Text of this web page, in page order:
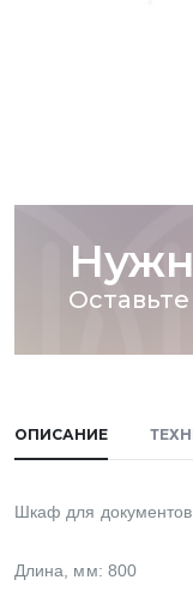
ОПИСАНИЕ
Шкаф для
Длина, мм: 800